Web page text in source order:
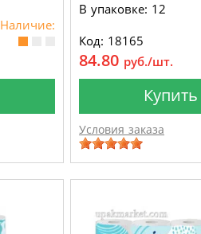
Наличие:
В упаковке: 12
Код: 18165
84.80 руб./шт.
Купить
Условия заказа